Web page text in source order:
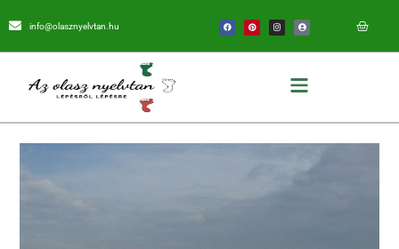
info@olasznyelvtan.hu